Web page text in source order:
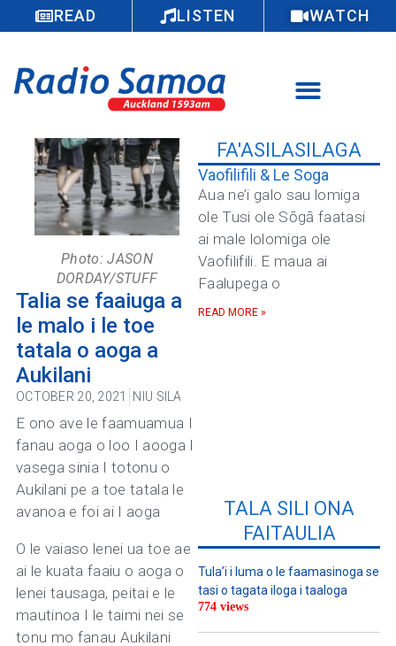
READ LISTEN WATCH
Photo: JASON
DORDAY/STUFF
Talia se faaiuga a
le malo i le toe
tatala o aoga a
Aukilani
OCTOBER 20, 2021 NIU SILA
E ono ave le faamuamua I
fanau aoga o loo I aooga I
vasega sinia I totonu o
Aukilani pe a toe tatala le
avanoa e foi ai I aoga
O le vaiaso lenei ua toe ae
ai le kuata faaiu o aoga o
lenei tausaga, peitai e le
mautinoa I le taimi nei se
tonu mo fanau Aukilani
FA'ASILASILAGA
Vaofilifili & Le Soga
Aua ne’i galo sau lomiga
ole Tusi ole Sōgā faatasi
ai male lolomiga ole
Vaofilifili. E maua ai
Faalupega o
READ MORE »
TALA SILI ONA
FAITAULIA
Tula’i i luma o le faamasinoga se
tasi o tagata iloga i taaloga
774 views